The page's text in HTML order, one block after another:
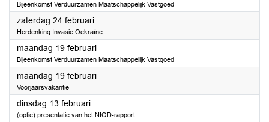
Bijeenkomst Verduurzamen Maatschappelijk Vastgoed
zaterdag 24 februari2024
Herdenking Invasie Oekraïne
maandag 19 februari2024
Bijeenkomst Verduurzamen Maatschappelijk Vastgoed
maandag 19 februari2024
Voorjaarsvakantie
dinsdag 13 februari2024
(optie) presentatie van het NIOD-rapport